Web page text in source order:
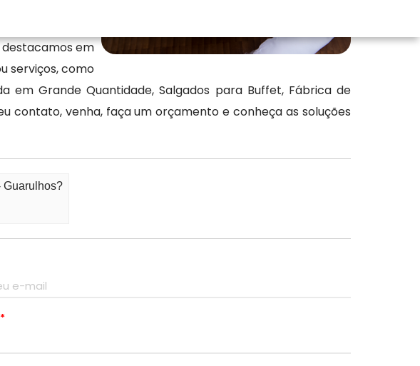
destacamos em
serviços, como
em Grande Quantidade, Salgados para Buffet, Fábrica de
contato, venha, faça um orçamento e conheça as soluções
Guarulhos?
*